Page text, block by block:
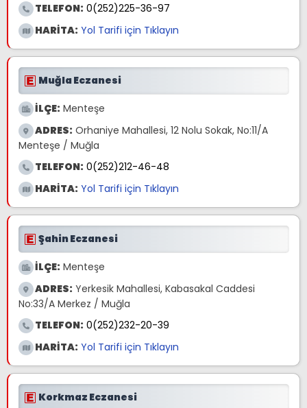
TELEFON: 0(252)225-36-97
HARİTA: Yol Tarifi için Tıklayın
Muğla Eczanesi
İLÇE: Menteşe
ADRES: Orhaniye Mahallesi, 12 Nolu Sokak, No:11/A
Menteşe / Muğla
TELEFON: 0(252)212-46-48
HARİTA: Yol Tarifi için Tıklayın
Şahin Eczanesi
İLÇE: Menteşe
ADRES: Yerkesik Mahallesi, Kabasakal Caddesi
No:33/A Merkez / Muğla
TELEFON: 0(252)232-20-39
HARİTA: Yol Tarifi için Tıklayın
Korkmaz Eczanesi